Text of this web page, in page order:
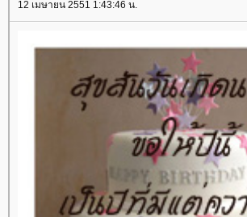
12 เมษายน 2551 1:43:46 น.